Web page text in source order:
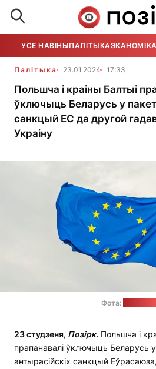
УСЕ НАВІНЫПАЛІТЫКАЭКАНОМІКА
Палітыка 23.01.2024 17:33
Польшча і краіны Балтыі
ўключыць Беларусь у пакет
санкцый ЕС да другой
Украіну
Фота:
23 студзеня, Позірк. Польшча і
прапанавалі ўключыць Беларусь
антырасійскіх санкцый